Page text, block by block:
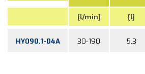
[l/min] [l]
HY090.1-04A 30-190 5,3